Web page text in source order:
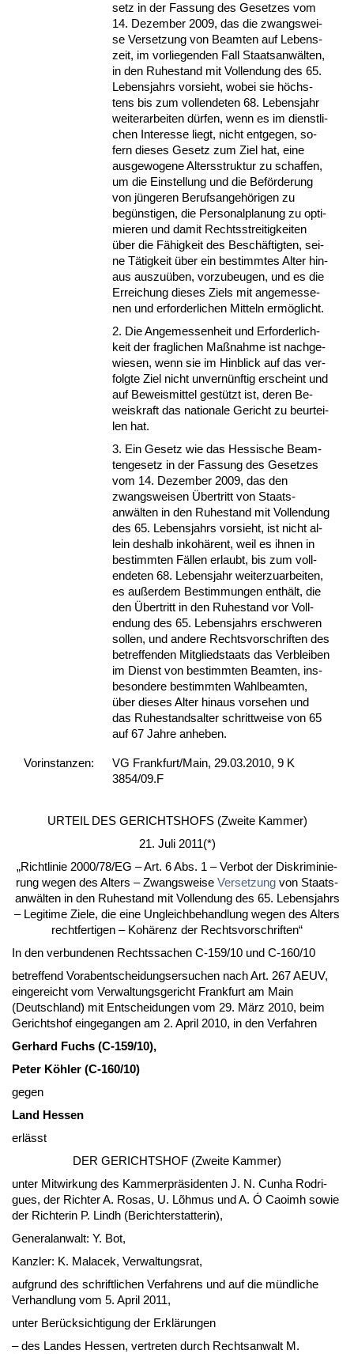
setz in der Fas­sung des Ge­set­zes vom
14. De­zem­ber 2009, das die zwangs­wei­
se Ver­set­zung von Be­am­ten auf Le­bens­
zeit, im vor­lie­gen­den Fall Staats­anwälten,
in den Ru­he­stand mit Voll­endung des 65.
Le­bens­jahrs vor­sieht, wo­bei sie höchs­
tens bis zum voll­ende­ten 68. Le­bens­jahr
wei­ter­ar­bei­ten dürfen, wenn es im dienst­li­
chen In­ter­es­se liegt, nicht ent­ge­gen, so­
fern die­ses Ge­setz zum Ziel hat, ei­ne
aus­ge­wo­ge­ne Al­ters­struk­tur zu schaf­fen,
um die Ein­stel­lung und die Beförde­rung
von jünge­ren Be­rufs­an­gehöri­gen zu
begüns­ti­gen, die Per­so­nal­pla­nung zu op­ti­
mie­ren und da­mit Rechts­strei­tig­kei­ten
über die Fähig­keit des Beschäftig­ten, sei­
ne Tätig­keit über ein be­stimm­tes Al­ter hin­
aus aus­zuüben, vor­zu­beu­gen, und es die
Er­rei­chung die­ses Ziels mit an­ge­mes­se­
nen und er­for­der­li­chen Mit­teln ermöglicht.
2. Die An­ge­mes­sen­heit und Er­for­der­lich­
keit der frag­li­chen Maßnah­me ist nach­ge­
wie­sen, wenn sie im Hin­blick auf das ver­
folg­te Ziel nicht un­vernünf­tig er­scheint und
auf Be­weis­mit­tel gestützt ist, de­ren Be­
weis­kraft das na­tio­na­le Ge­richt zu be­ur­tei­
len hat.
3. Ein Ge­setz wie das Hes­si­sche Be­am­
ten­ge­setz in der Fas­sung des Ge­set­zes
vom 14. De­zem­ber 2009, das den
zwangs­wei­sen Über­tritt von Staats­
anwälten in den Ru­he­stand mit Voll­endung
des 65. Le­bens­jahrs vor­sieht, ist nicht al­
lein des­halb in­kohärent, weil es ih­nen in
be­stimm­ten Fällen er­laubt, bis zum voll­
ende­ten 68. Le­bens­jahr wei­ter­zu­ar­bei­ten,
es außer­dem Be­stim­mun­gen enthält, die
den Über­tritt in den Ru­he­stand vor Voll­
endung des 65. Le­bens­jahrs er­schwe­ren
sol­len, und an­de­re Rechts­vor­schrif­ten des
be­tref­fen­den Mit­glied­staats das Ver­blei­ben
im Dienst von be­stimm­ten Be­am­ten, ins­
be­son­de­re be­stimm­ten Wahl­be­am­ten,
über die­ses Al­ter hin­aus vor­se­hen und
das Ru­he­stands­al­ter schritt­wei­se von 65
auf 67 Jah­re an­he­ben.
Vor­ins­tan­zen:
VG Frankfurt/Main, 29.03.2010, 9 K
3854/09.F
UR­TEIL DES GERICH­TSHOFS (Zwei­te Kam­mer)
21. Ju­li 2011(*)
„Richt­li­nie 2000/78/EG – Art. 6 Abs. 1 – Ver­bot der Dis­kri­mi­nie­
rung we­gen des Al­ters – Zwangs­wei­se Ver­set­zung von Staats­
anwälten in den Ru­he­stand mit Voll­endung des 65. Le­bens­jahrs
– Le­gi­ti­me Zie­le, die ei­ne Un­gleich­be­hand­lung we­gen des Al­ters
recht­fer­ti­gen – Kohärenz der Rechts­vor­schrif­ten“
In den ver­bun­de­nen Rechts­sa­chen C‑159/10 und C‑160/10
be­tref­fend Vor­ab­ent­schei­dungs­er­su­chen nach Art. 267 AEUV,
ein­ge­reicht vom Ver­wal­tungs­ge­richt Frank­furt am Main
(Deutsch­land) mit Ent­schei­dun­gen vom 29. März 2010, beim
Ge­richts­hof ein­ge­gan­gen am 2. April 2010, in den Ver­fah­ren
Ger­hard Fuchs (C‑159/10),
Pe­ter Köhler (C‑160/10)
ge­gen
Land Hes­sen
erlässt
DER GERICH­TSHOF (Zwei­te Kam­mer)
un­ter Mit­wir­kung des Kam­mer­präsi­den­ten J. N. Cun­ha Ro­d­ri­
gues, der Rich­ter A. Ro­sas, U. Lõhmus und A. Ó Cao­imh so­wie
der Rich­te­rin P. Lindh (Be­richt­er­stat­te­rin),
Ge­ne­ral­an­walt: Y. Bot,
Kanz­ler: K. Ma­lacek, Ver­wal­tungs­rat,
auf­grund des schrift­li­chen Ver­fah­rens und auf die münd­li­che
Ver­hand­lung vom 5. April 2011,
un­ter Berück­sich­ti­gung der Erklärun­gen
– des Lan­des Hes­sen, ver­tre­ten durch Rechts­an­walt M.